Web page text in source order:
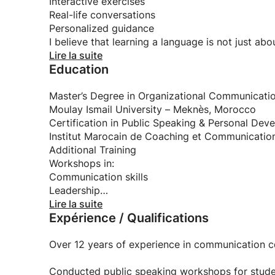
Real-life conversations
Personalized guidance
I believe that learning a language is not just
it’s about confidence, expression, and connection.
My goal is simple:
I also offer a unique experience in Tangier:
Learn French while exploring the city through
Feel free to send me a message to start your
Lire la suite
Education
Master’s Degree in Organizational
Moulay Ismail University – Meknès, Morocco
Certification in Public Speaking & Personal
Institut Marocain de Coaching et
Additional Training
Workshops in:
Communication skills
Leadership
Personal development
achieve real and lasting results.
Lire la suite
Expérience / Qualifications
Over 12 years of experience in communication
Conducted public speaking workshops for